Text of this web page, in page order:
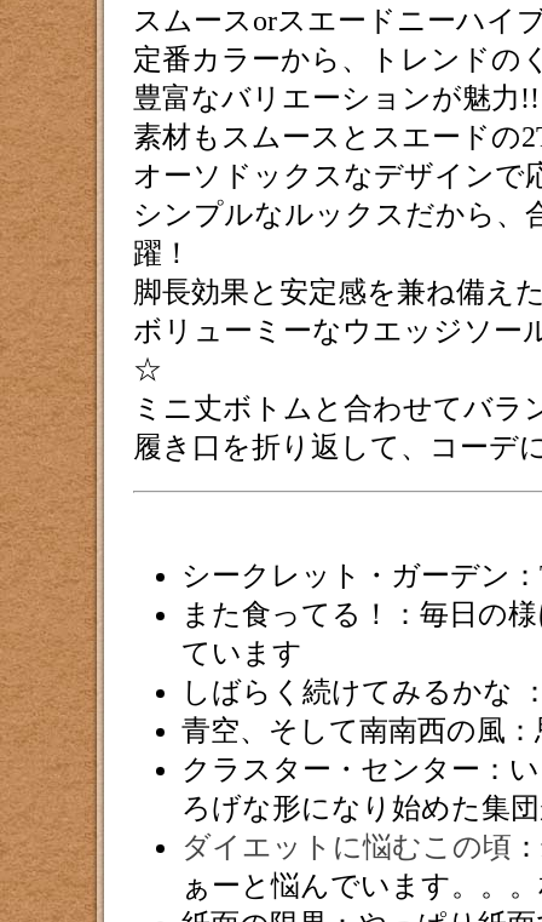
スムースorスエードニーハイ
定番カラーから、トレンドの
豊富なバリエーションが魅力!!
素材もスムースとスエードの
オーソドックスなデザインで
シンプルなルックスだから、
躍！
脚長効果と安定感を兼ね備え
ボリューミーなウエッジソー
☆
ミニ丈ボトムと合わせてバラ
履き口を折り返して、コーデ
シークレット・ガーデン：
また食ってる！：毎日の
ています
しばらく続けてみるかな
青空、そして南南西の風
クラスター・センター：
ろげな形になり始めた集
ダイエットに悩むこの頃
ぁーと悩んでいます。。